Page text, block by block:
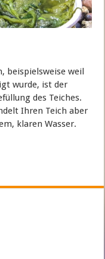
beispielsweise weil
wurde, ist der
des Teiches.
Ihren Teich aber
klaren Wasser.